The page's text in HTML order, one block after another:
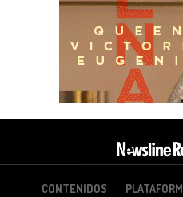
CONTENIDOS